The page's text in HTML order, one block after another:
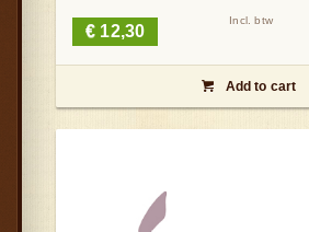
€ 12,30
Incl. btw
 Add to cart